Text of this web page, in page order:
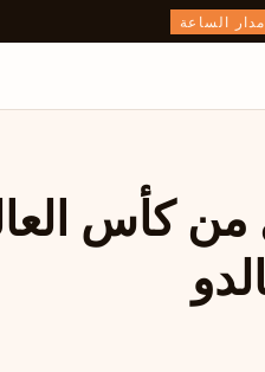
الساعة